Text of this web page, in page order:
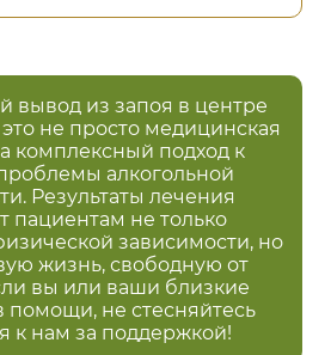
вывод из запоя в центре
не просто медицинская
комплексный подход к
алкогольной
Результаты лечения
пациентам не только
зависимости, но
жизнь, свободную от
вы или ваши близкие
помощи, не стесняйтесь
к нам за поддержкой!